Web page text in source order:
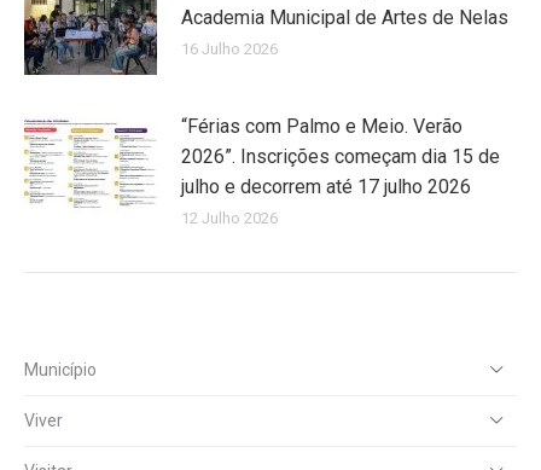
Academia Municipal de Artes de Nelas
16 Julho 2026
“Férias com Palmo e Meio. Verão
2026”. Inscrições começam dia 15 de
julho e decorrem até 17 julho 2026
12 Julho 2026
Município
Viver